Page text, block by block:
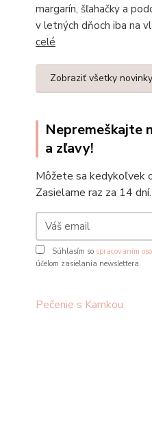
margarín, šľahačky a
v letných dňoch iba na
celé
Zobraziť všetky novinky
Nepremeškajte
a zľavy!
Môžete sa kedykoľvek
Zasielame raz za 14 dní.
Súhlasím so spracovaním
účelom zasielania newslettera.
Pečenie s Kamkou